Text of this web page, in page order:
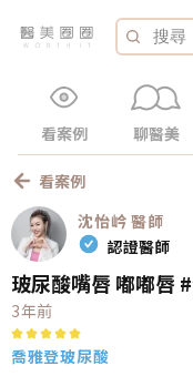
看案例 聊醫美
看案例
沈怡岒 醫師
認證醫師
玻尿酸嘴唇 嘟嘟唇
3年前
喬雅登玻尿酸